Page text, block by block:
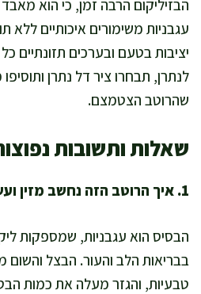
הבזיליקום הרבה זמן, כי הוא
עגבניות משימורים איכותיים ללא
יציבות בטעם ובערכים תזונתיים
לנתרן, תבחרו ציר דל נתרן
שהרוטב הצטמצם.
שאלות ותשובות
1. איך הרוטב הזה נחשב מזין ועשיר בערכים תזונתיים?
הבסיס הוא עגבניות, שמספקות
בבריאות הלב והעור. הבצל והשום
טבעיות, והגזר מעלה את כמות